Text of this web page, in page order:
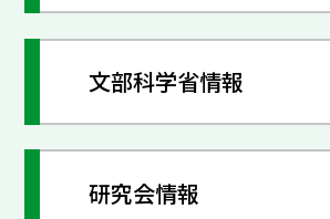
文部科学省情報
研究会情報